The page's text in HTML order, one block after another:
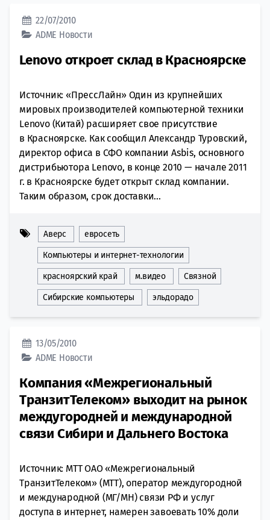
22/07/2010
ADME Новости
Lenovo откроет склад в Красноярске
Источник: «ПрессЛайн» Один из крупнейших
мировых производителей компьютерной техники
Lenovo (Китай) расширяет свое присутствие
в Красноярске. Как сообщил Александр Туровский,
директор офиса в СФО компании Asbis, основного
дистрибьютора Lenovo, в конце 2010 — начале 2011
г. в Красноярске будет открыт склад компании.
Таким образом, срок доставки...
Аверс евросеть
Компьютеры и интернет-технологии
красноярский край м.видео Связной
Сибирские компьютеры эльдорадо
13/05/2010
ADME Новости
Компания «Межрегиональный
ТранзитТелеком» выходит на рынок
междугородней и международной
связи Сибири и Дальнего Востока
Источник: МТТ ОАО «Межрегиональный
ТранзитТелеком» (МТТ), оператор междугородной
и международной (МГ/МН) связи РФ и услуг
доступа в интернет, намерен завоевать 10% доли